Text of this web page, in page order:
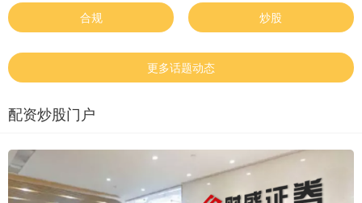
合规 炒股
更多话题动态
配资炒股门户